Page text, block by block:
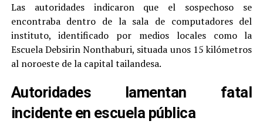
Las autoridades indicaron que el sospechoso se
encontraba dentro de la sala de computadores del
instituto, identificado por medios locales como la
Escuela Debsirin Nonthaburi, situada unos 15 kilómetros
al noroeste de la capital tailandesa.
Autoridades lamentan fatal
incidente en escuela pública